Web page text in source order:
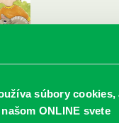
súbory cookies,
ONLINE svete